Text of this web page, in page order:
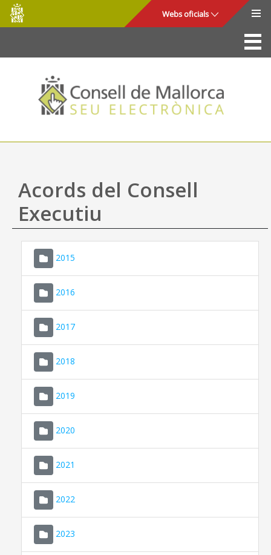
Salta al contingut principal
Consell
de
Mallorca
Webs oficials
La Seu
Consell de Mallorca
Accés i seguretat
Utilitats
Ajuda
Acords del Consell
Executiu
2015
2016
2017
2018
2019
2020
2021
2022
2023